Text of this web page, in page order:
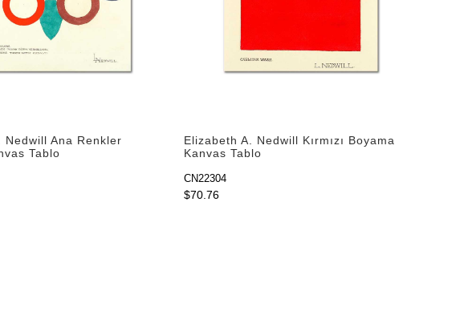
Nedwill Ana Renkler
Tablo
Elizabeth A. Nedwill Kırmızı Boyama
Kanvas Tablo
CN22304
$70.76